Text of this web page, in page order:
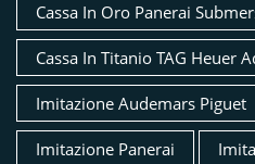
Cassa In Oro Panerai
Cassa In Titanio TAG Heuer
Imitazione Audemars Piguet
Imitazione Panerai